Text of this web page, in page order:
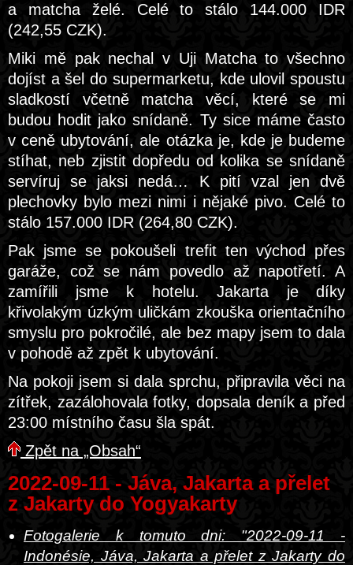
a matcha želé. Celé to stálo 144.000 IDR
(242,55 CZK).
Miki mě pak nechal v Uji Matcha to všechno
dojíst a šel do supermarketu, kde ulovil spoustu
sladkostí včetně matcha věcí, které se mi
budou hodit jako snídaně. Ty sice máme často
v ceně ubytování, ale otázka je, kde je budeme
stíhat, neb zjistit dopředu od kolika se snídaně
servíruj se jaksi nedá… K pití vzal jen dvě
plechovky bylo mezi nimi i nějaké pivo. Celé to
stálo 157.000 IDR (264,80 CZK).
Pak jsme se pokoušeli trefit ten východ přes
garáže, což se nám povedlo až napotřetí. A
zamířili jsme k hotelu. Jakarta je díky
křivolakým úzkým uličkám zkouška orientačního
smyslu pro pokročilé, ale bez mapy jsem to dala
v pohodě až zpět k ubytování.
Na pokoji jsem si dala sprchu, připravila věci na
zítřek, zazálohovala fotky, dopsala deník a před
23:00 místního času šla spát.
Zpět na „Obsah“
2022-09-11 - Jáva, Jakarta a přelet
z Jakarty do Yogyakarty
Fotogalerie k tomuto dni: "2022-09-11 -
Indonésie, Jáva, Jakarta a přelet z Jakarty do